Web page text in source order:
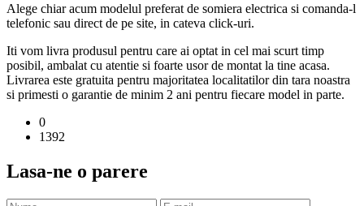
Alege chiar acum modelul preferat de somiera electrica si comanda-l
telefonic sau direct de pe site, in cateva click-uri.
Iti vom livra produsul pentru care ai optat in cel mai scurt timp
posibil, ambalat cu atentie si foarte usor de montat la tine acasa.
Livrarea este gratuita pentru majoritatea localitatilor din tara noastra
si primesti o garantie de minim 2 ani pentru fiecare model in parte.
0
1392
Lasa-ne o parere